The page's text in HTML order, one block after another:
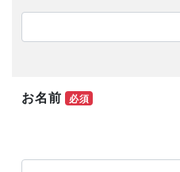
お名前 必須